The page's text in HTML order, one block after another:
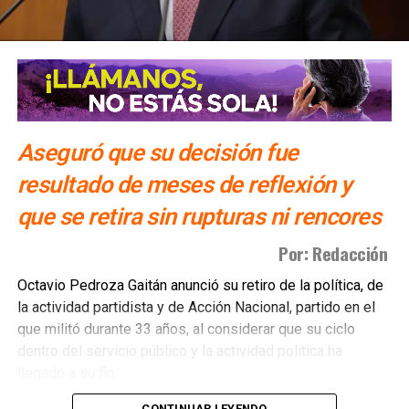
Villa de Pozos
Aseguró que su decisión fue
resultado de meses de reflexión y
que se retira sin rupturas ni rencores
Por: Redacción
Octavio Pedroza Gaitán anunció su retiro de la política, de
la actividad partidista y de Acción Nacional, partido en el
que militó durante 33 años, al considerar que su ciclo
dentro del servicio público y la actividad política ha